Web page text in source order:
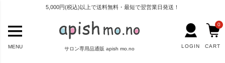
5,000円(税込)以上で送料無料・最短で翌営業日発送！
サロン専用品通販 apish mo.no
MENU LOGIN CART
0